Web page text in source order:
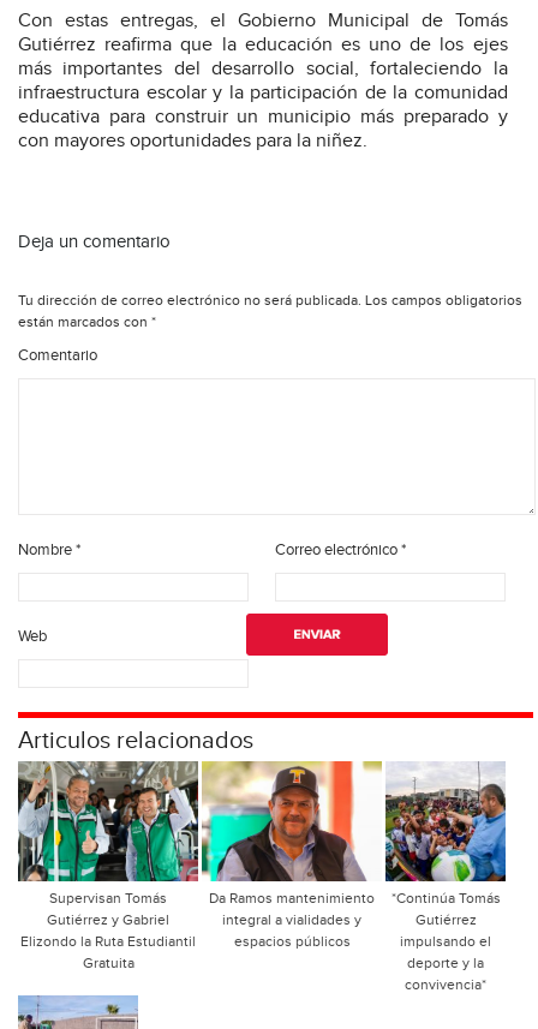
Con estas entregas, el Gobierno Municipal de Tomás
Gutiérrez reafirma que la educación es uno de los ejes
más importantes del desarrollo social, fortaleciendo la
infraestructura escolar y la participación de la comunidad
educativa para construir un municipio más preparado y
con mayores oportunidades para la niñez.
Deja un comentario
Tu dirección de correo electrónico no será publicada. Los campos obligatorios
están marcados con *
Comentario
Nombre* Correo electrónico*
Web
Articulos relacionados
Supervisan Tomás
Gutiérrez y Gabriel
Elizondo la Ruta Estudiantil
Gratuita
Da Ramos mantenimiento
integral a vialidades y
espacios públicos
*Continúa Tomás
Gutiérrez
impulsando el
deporte y la
convivencia*